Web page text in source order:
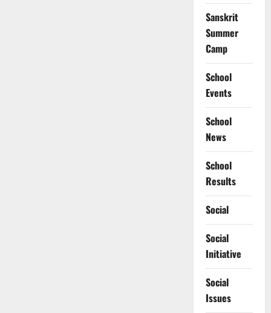
Sanskrit
Summer
Camp
School
Events
School
News
School
Results
Social
Social
Initiative
Social
Issues